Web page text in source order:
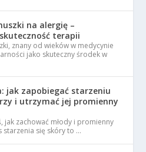
na alergię –
terapii
znany od wieków w medycynie
jako skuteczny środek w
jak zapobiegać starzeniu
i utrzymać jej promienny
jak zachować młody i promienny
starzenia się skóry to …